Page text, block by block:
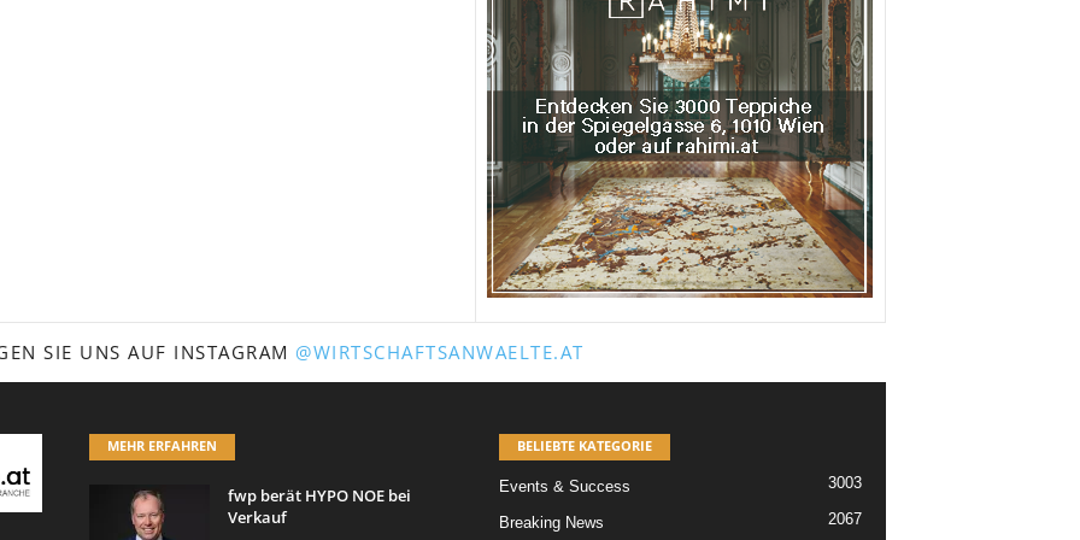
SIE UNS AUF INSTAGRAM @WIRTSCHAFTSANWAELTE.AT
MEHR ERFAHREN
fwp berät HYPO NOE bei
Verkauf
BELIEBTE KATEGORIE
Events & Success 3003
Breaking News 2067